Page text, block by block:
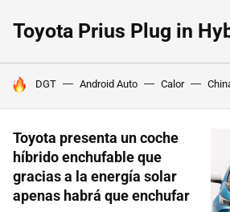
Toyota Prius Plug in
HOY SE HABLA DE
DGT Android Auto Calor
Toyota presenta un coche
híbrido enchufable que
gracias a la energía solar
apenas habrá que enchufar